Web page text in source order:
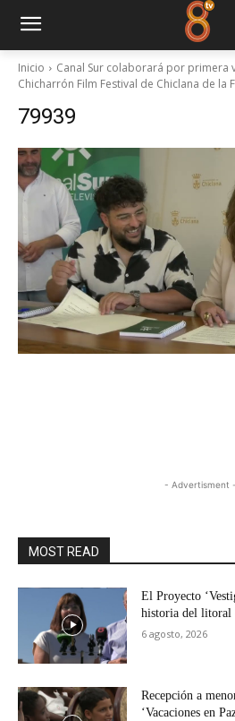
Inicio
Canal Sur colaborará por primera
Chicharrón Film Festival de Chiclana de la
79939
- Advertisment -
MOST READ
El Proyecto
historia del litoral
6 agosto, 2026
Recepción a
‘Vacaciones en